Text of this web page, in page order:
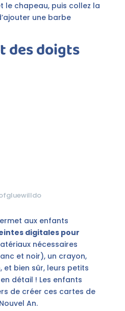
le chapeau, puis collez la
une barbe
des doigts
aux enfants
digitales pour
nécessaires
et noir), un crayon,
et bien sûr, leurs petits
en détail ! Les enfants
de créer ces cartes de
An.